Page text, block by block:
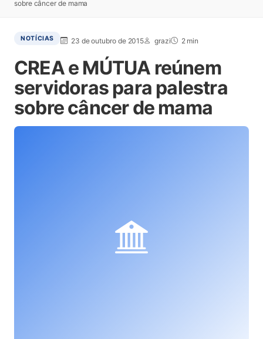
sobre câncer de mama
NOTÍCIAS 23 de outubro de 2015 grazi 2 min
CREA e MÚTUA reúnem
servidoras para palestra
sobre câncer de mama